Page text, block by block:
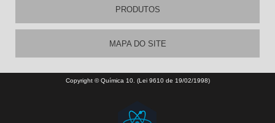
PRODUTOS
MAPA DO SITE
Copyright © Química 10. (Lei 9610 de 19/02/1998)